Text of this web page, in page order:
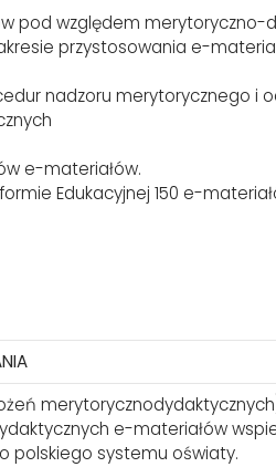
pod względem merytoryczno-
przystosowania e-
nadzoru merytorycznego i
e-materiałów.
Edukacyjnej 150 e-
e-materiałów
polskiego systemu oświaty.